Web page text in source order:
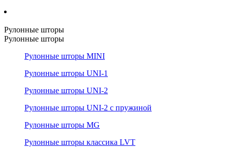
Рулонные шторы
Рулонные шторы
Рулонные шторы MINI
Рулонные шторы UNI-1
Рулонные шторы UNI-2
Рулонные шторы UNI-2 с пружиной
Рулонные шторы MG
Рулонные шторы классика LVT